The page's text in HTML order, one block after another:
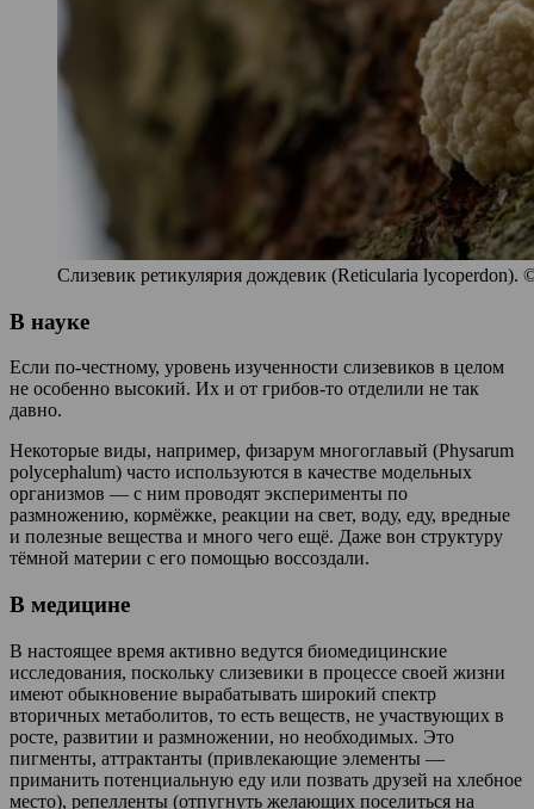
Слизевик ретикулярия дождевик (Reticularia lycoperdon).
В науке
Если по-честному, уровень изученности слизевиков в целом
не особенно высокий. Их и от грибов-то отделили не так
давно.
Некоторые виды, например, физарум многоглавый (Physarum
polycephalum) часто используются в качестве модельных
организмов — с ним проводят эксперименты по
размножению, кормёжке, реакции на свет, воду, еду, вредные
и полезные вещества и много чего ещё. Даже вон структуру
тёмной материи с его помощью воссоздали.
В медицине
В настоящее время активно ведутся биомедицинские
исследования, поскольку слизевики в процессе своей жизни
имеют обыкновение вырабатывать широкий спектр
вторичных метаболитов, то есть веществ, не участвующих в
росте, развитии и размножении, но необходимых. Это
пигменты, аттрактанты (привлекающие элементы —
приманить потенциальную еду или позвать друзей на хлебное
место), репелленты (отпугнуть желающих поселиться на